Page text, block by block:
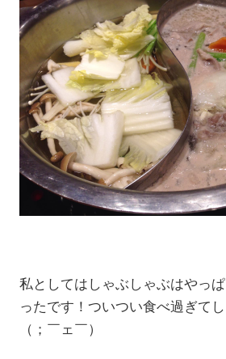
私としてはしゃぶしゃぶはやっ
ったです！ついつい食べ過ぎてし
（；￣ェ￣）